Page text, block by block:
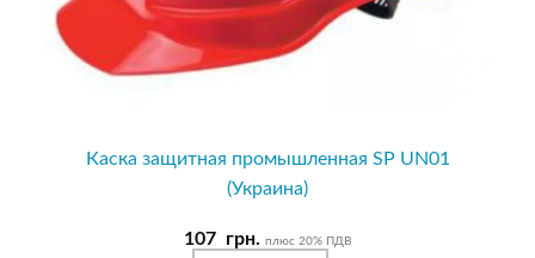
Каска защитная промышленная SP UN01
(Украина)
107 грн. плюс 20% ПДВ